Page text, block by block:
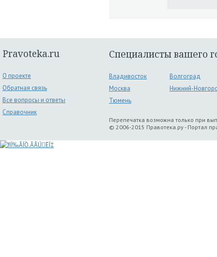
Pravoteka.ru
О проекте
Обратная связь
Все вопросы и ответы
Справочник
Специалисты вашего
Владивосток
Волгоград
Москва
Нижний-
Тюмень
Перепечатка возможна только при
© 2006-2015 Правотека.ру - Портал